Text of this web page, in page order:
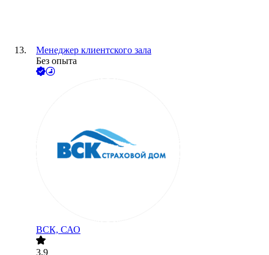
Менеджер клиентского зала
Без опыта
ВСК, САО
3.9